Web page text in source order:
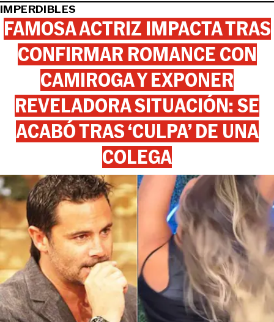
IMPERDIBLES
FAMOSA ACTRIZ IMPACTA TRAS
CONFIRMAR ROMANCE CON
CAMIROGA Y EXPONER
REVELADORA SITUACIÓN: SE
ACABÓ TRAS ‘CULPA’ DE UNA
COLEGA